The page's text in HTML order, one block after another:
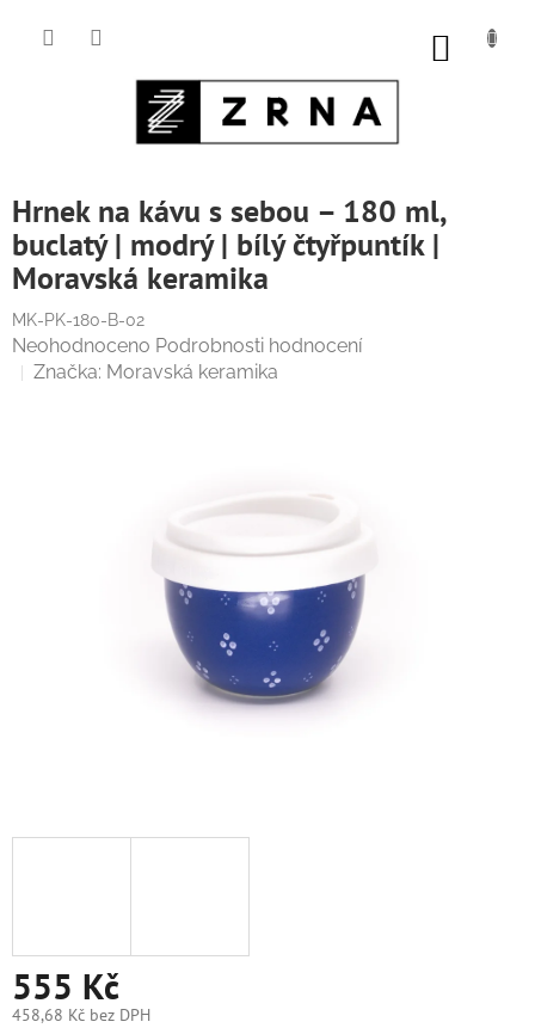
Hrnek na kávu s sebou – 180 ml,
buclatý | modrý | bílý čtyřpuntík |
Moravská keramika
MK-PK-180-B-02
Průměrné
hodnocení
Neohodnoceno Podrobnosti hodnocení
Značka: Moravská keramika
555 Kč
458,68 Kč bez DPH